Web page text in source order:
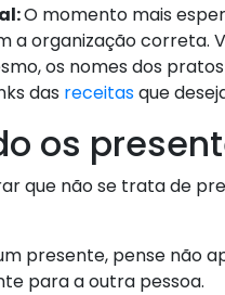
O momento mais
a organização correta.
os nomes dos
das receitasque
os
que não se trata de
presente, pense não
para a outra pessoa.